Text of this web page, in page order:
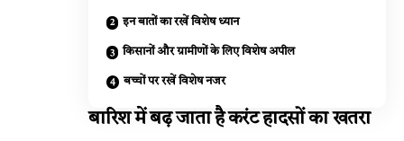
इन बातों का रखें विशेष ध्यान
किसानों और ग्रामीणों के लिए विशेष अपील
बच्चों पर रखें विशेष नजर
बारिश में बढ़ जाता है करंट हादसों का खतरा